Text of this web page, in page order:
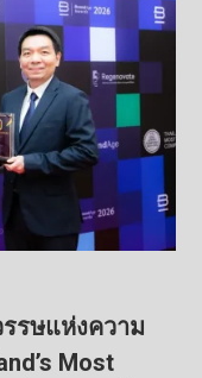
รษแห่งความ
Most